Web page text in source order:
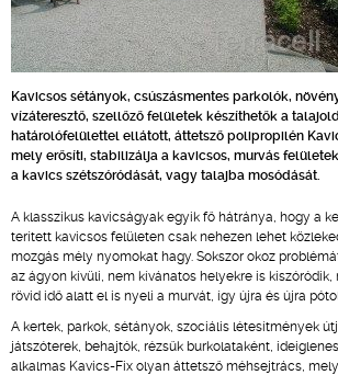
Kavicsos sétányok, csúszásmentes parkolók,
vízáteresztő, szellőző felületek készíthetők a
határolófelülettel ellátott, áttetsző polipropilén
mely erősíti, stabilizálja a kavicsos, murvás
a kavics szétszóródását, vagy talajba mosódását.
A klasszikus kavicságyak egyik fő hátránya, hogy a
terített kavicsos felületen csak nehezen lehet
mozgás mély nyomokat hagy. Sokszor okoz
az ágyon kívüli, nem kívánatos helyekre is kiszóródik,
rövid idő alatt el is nyeli a murvát, így újra és újra
A kertek, parkok, sétányok, szociális létesítmények
játszóterek, behajtók, rézsűk burkolataként,
alkalmas Kavics-Fix olyan áttetsző méhsejtrács,